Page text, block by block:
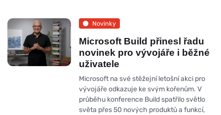
Novinky
Microsoft Build přinesl řadu
novinek pro vývojáře i běžné
uživatele
Microsoft na své stěžejní letošní akci pro
vývojáře odkazuje ke svým kořenům. V
průběhu konference Build spatřilo světlo
světa přes 50 nových produktů a funkcí,